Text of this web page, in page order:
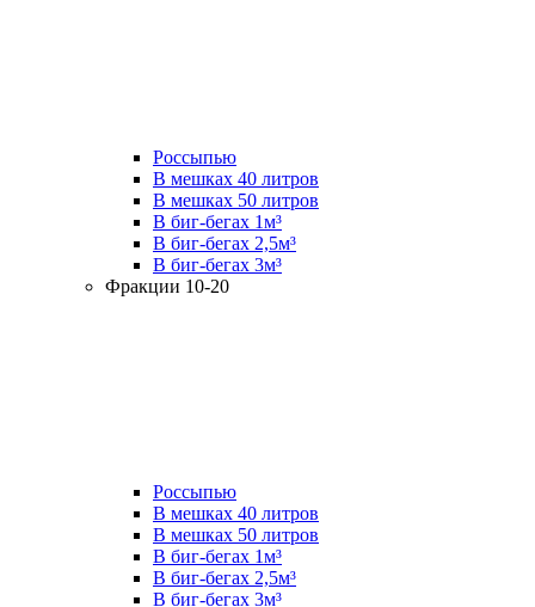
Россыпью
В мешках 40 литров
В мешках 50 литров
В биг-бегах 1м³
В биг-бегах 2,5м³
В биг-бегах 3м³
Фракции 10-20
Россыпью
В мешках 40 литров
В мешках 50 литров
В биг-бегах 1м³
В биг-бегах 2,5м³
В биг-бегах 3м³